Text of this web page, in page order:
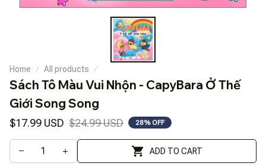
Home All products
Sách Tô Màu Vui Nhộn - CapyBara Ở Thế
Giới Song Song
$17.99 USD $24.99 USD 28% OFF
ADD TO CART